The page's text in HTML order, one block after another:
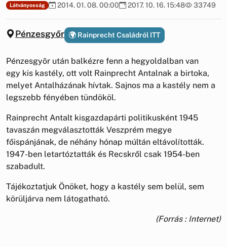
Látványosság 2014. 01. 08. 00:00 2017. 10. 16. 15:48 33749
Pénzesgyőr Rainprecht Családról ITT
Pénzesgyõr után balkézre fenn a hegyoldalban van
egy kis kastély, ott volt Rainprecht Antalnak a birtoka,
melyet Antalházának hívtak. Sajnos ma a kastély nem a
legszebb fényében tündököl.
Rainprecht Antalt kisgazdapárti politikusként 1945
tavaszán megválasztották Veszprém megye
főispánjának, de néhány hónap múltán eltávolították.
1947-ben letartóztatták és Recskről csak 1954-ben
szabadult.
Tájékoztatjuk Önöket, hogy a kastély sem belül, sem
körüljárva nem látogatható.
(Forrás : Internet)